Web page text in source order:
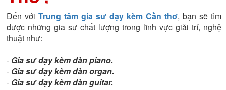
Đến với Trung tâm gia sư dạy kèm Cần thơ, bạn sẽ tìm
được những gia sư chất lượng trong lĩnh vực giải trí, nghệ
thuật như:
- Gia sư dạy kèm đàn piano.
- Gia sư dạy kèm đàn organ.
- Gia sư dạy kèm đàn guitar.